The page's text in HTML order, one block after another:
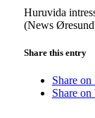
Huruvida
(News
Share this entry
Share on
Share